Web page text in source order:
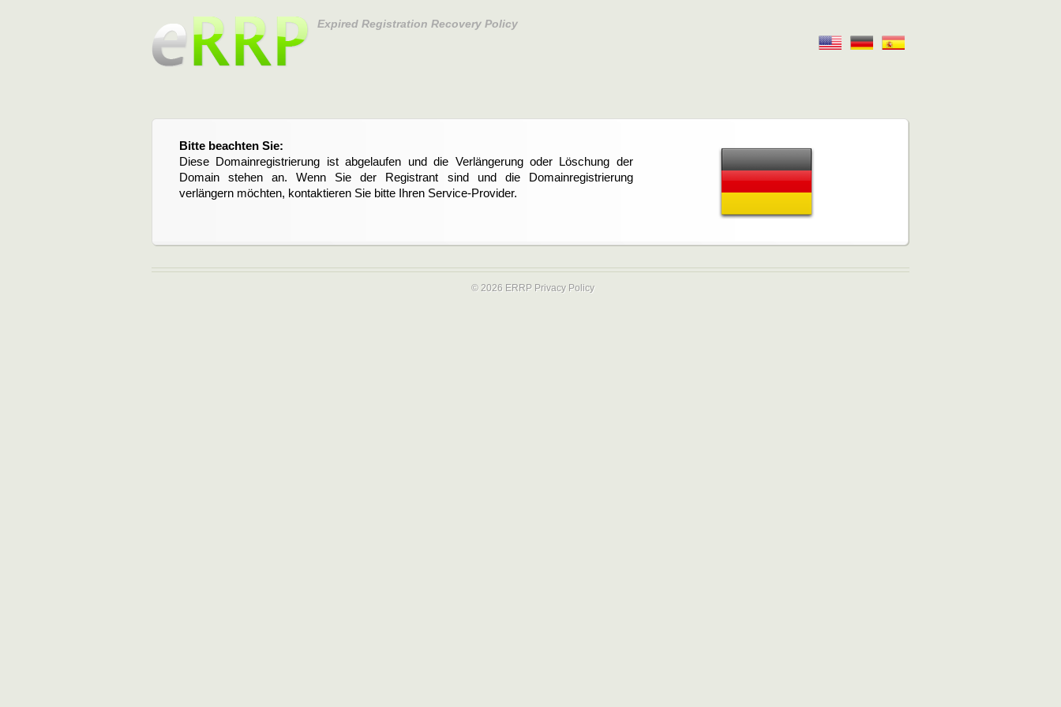
Expired Registration Recovery Policy
Bitte beachten Sie:
Diese Domainregistrierung ist abgelaufen und die Verlängerung oder Löschung der
Domain stehen an. Wenn Sie der Registrant sind und die Domainregistrierung
verlängern möchten, kontaktieren Sie bitte Ihren Service-Provider.
© 2026 ERRP Privacy Policy